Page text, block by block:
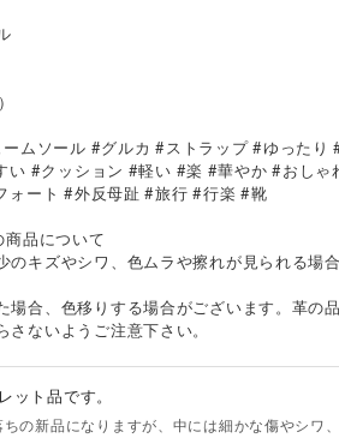
ムソール #グルカ #ストラップ #ゆったり
い #クッション #軽い #楽 #華やか #おしゃ
ォート #外反母趾 #旅行 #行楽 #靴
品について
のキズやシワ、色ムラや擦れが見られる場
場合、色移りする場合がございます。革の
さないようご注意下さい。
ット品です。
の新品になりますが、中には細かな傷やシワ